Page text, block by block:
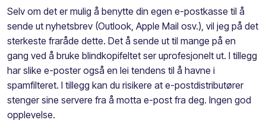
Selv om det er mulig å benytte din egen e-postkasse til å
sende ut nyhetsbrev (Outlook, Apple Mail osv.), vil jeg på det
sterkeste fraråde dette. Det å sende ut til mange på en
gang ved å bruke blindkopifeltet ser uprofesjonelt ut. I tillegg
har slike e-poster også en lei tendens til å havne i
spamfilteret. I tillegg kan du risikere at e-postdistributører
stenger sine servere fra å motta e-post fra deg. Ingen god
opplevelse.